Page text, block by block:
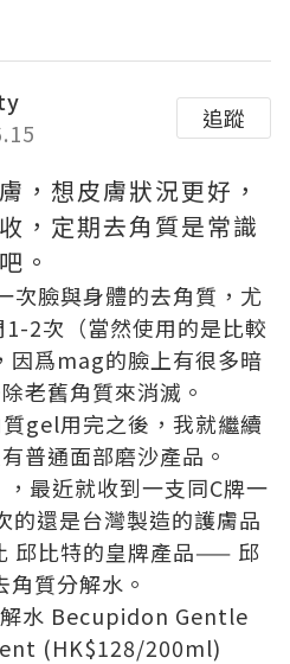
追蹤
，想皮膚狀況更好，
，定期去角質是常識
吧。
次臉與身體的去角質，尤
2次（當然使用的是比較
因爲mag的臉上有很多暗
老舊角質來消滅。
gel用完之後，我就繼續
普通面部磨沙產品。
最近就收到一支同C牌一
的還是台灣製造的護膚品
邱比特的皇牌產品—— 邱
角質分解水。
水 Becupidon Gentle
(HK$128/200ml)